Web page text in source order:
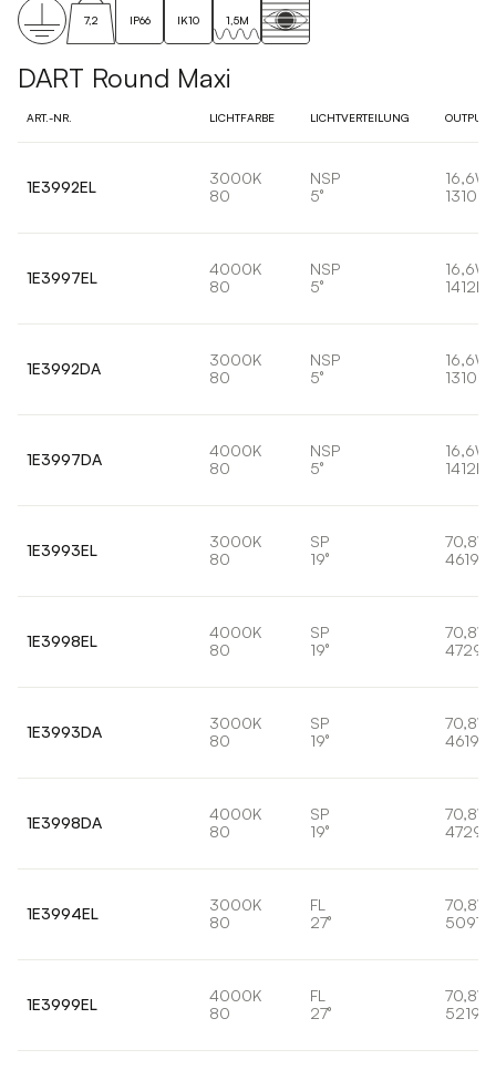
7,2 IP66 IK10 1,5M
DART Round Maxi
ART.-NR. LICHTFARBE LICHTVERTEILUNG OUTPUT
1E3992EL
3000K
80
NSP
5°
16,6W
1310lm
1E3997EL
4000K
80
NSP
5°
16,6W
1412lm
1E3992DA
3000K
80
NSP
5°
16,6W
1310lm
1E3997DA
4000K
80
NSP
5°
16,6W
1412lm
1E3993EL
3000K
80
SP
19°
70,8W
4619lm
1E3998EL
4000K
80
SP
19°
70,8W
1E3993DA
3000K
80
SP
19°
70,8W
4619lm
1E3998DA
4000K
80
SP
19°
70,8W
1E3994EL
3000K
80
FL
27°
70,8W
1E3999EL
4000K
80
FL
27°
70,8W
5219lm